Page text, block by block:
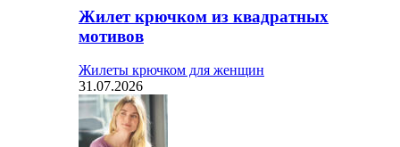
Жилет крючком из квадратных
мотивов
Жилеты крючком для женщин
31.07.2026